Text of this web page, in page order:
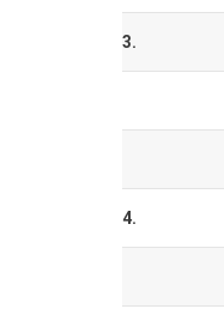
3.
4.